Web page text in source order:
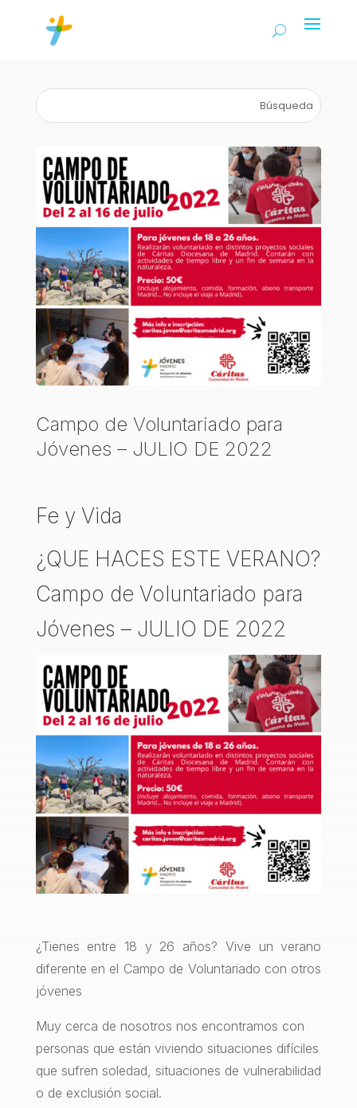
Campo de Voluntariado para
Jóvenes – JULIO DE 2022
Fe y Vida
¿QUE HACES ESTE VERANO?
Campo de Voluntariado para
Jóvenes – JULIO DE 2022
¿Tienes entre 18 y 26 años? Vive un verano
diferente en el Campo de Voluntariado con otros
jóvenes
Muy cerca de nosotros nos encontramos con
personas que están viviendo situaciones difíciles
que sufren soledad, situaciones de vulnerabilidad
o de exclusión social.